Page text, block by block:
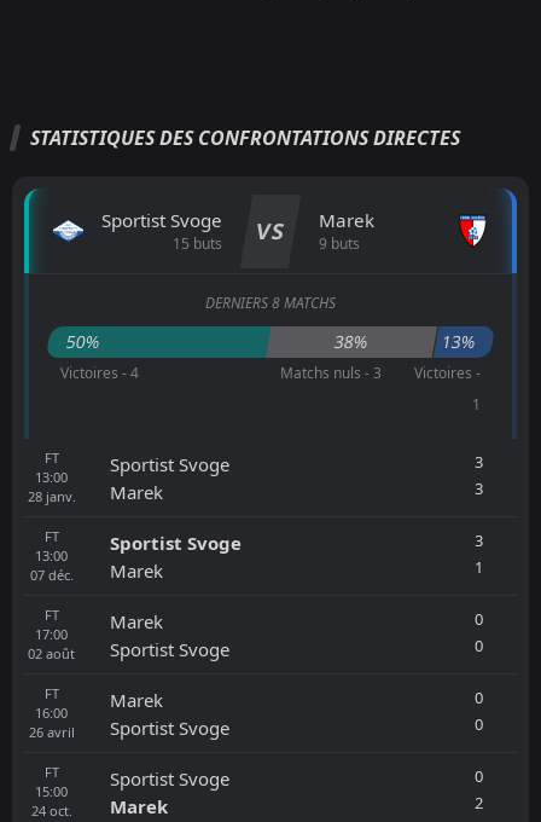
STATISTIQUES DES CONFRONTATIONS DIRECTES
Sportist Svoge
15 buts VS Marek
9 buts
DERNIERS 8 MATCHS
50% 38% 13%
Victoires - 4 Matchs nuls - 3
Victoires -
1
FT
13:00
28 janv.
Sportist Svoge
Marek
3
3
FT
13:00
07 déc.
Sportist Svoge
Marek
3
1
FT
17:00
02 août
Marek
Sportist Svoge
0
0
FT
16:00
26 avril
Marek
Sportist Svoge
0
0
FT
15:00
24 oct.
Sportist Svoge
Marek
0
2